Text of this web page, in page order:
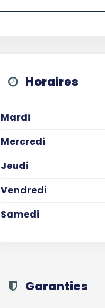
Horaires
Mardi
Mercredi
Jeudi
Vendredi
Samedi
Garanties